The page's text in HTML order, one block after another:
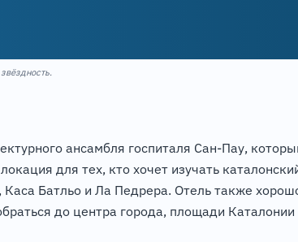
ансамбля госпиталя Сан-Пау,
для тех, кто хочет изучать
Батльо и Ла Педрера. Отель также
до центра города, площади Каталонии